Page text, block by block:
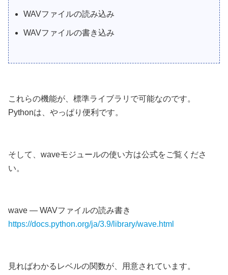
WAVファイルの読み込み
WAVファイルの書き込み
これらの機能が、標準ライブラリで可能なのです。
Pythonは、やっぱり便利です。
そして、waveモジュールの使い方は公式をご覧くださ
い。
wave — WAVファイルの読み書き
https://docs.python.org/ja/3.9/library/wave.html
見ればわかるレベルの関数が、用意されています。